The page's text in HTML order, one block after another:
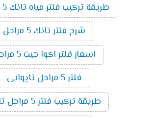
طريقة تركيب فلتر مياه تانك 5 مراحل
شرح فلتر تانك 5 مراحل
اسعار فلتر اكوا جيت 5 مراحل
فلتر 5 مراحل تايوانى
طريقة تركيب فلتر 5 مراحل تانك